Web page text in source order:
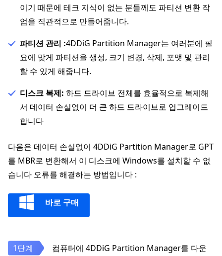
이기 때문에 테크 지식이 없는 분들께도 파티션 변환 작
업을 직관적으로 만들어줍니다.
파티션 관리 :4DDiG Partition Manager는 여러분에 필
요에 맞게 파티션을 생성, 크기 변경, 삭제, 포맷 및 관리
할 수 있게 해줍니다.
디스크 복제: 하드 드라이브 전체를 효율적으로 복제해
서 데이터 손실없이 더 큰 하드 드라이브로 업그레이드
합니다
다음은 데이터 손실없이 4DDiG Partition Manager로 GPT
를 MBR로 변환해서 이 디스크에 Windows를 설치할 수 없
습니다 오류를 해결하는 방법입니다 :
바로 구매
컴퓨터에 4DDiG Partition Manager를 다운